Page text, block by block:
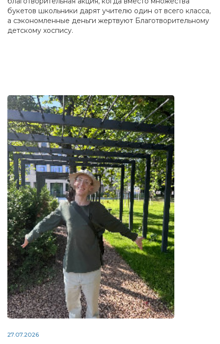
букетов школьники дарят учителю один от всего класса,
а сэкономленные деньги жертвуют Благотворительному
детскому хоспису.
27.07.2026